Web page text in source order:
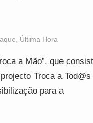
, Última Hora
a Mão”, que
Troca a Tod@s
para a